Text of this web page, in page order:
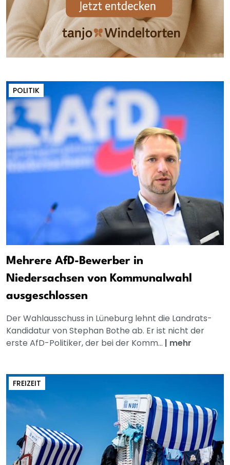
POLITIK
Mehrere AfD-Bewerber in
Niedersachsen von Kommunalwahl
ausgeschlossen
Der Wahlausschuss in Lüneburg lehnt die Landrats-
Kandidatur von Stephan Bothe ab. Er ist nicht der
erste AfD-Politiker, der bei der Komm... | mehr
FREIZEIT